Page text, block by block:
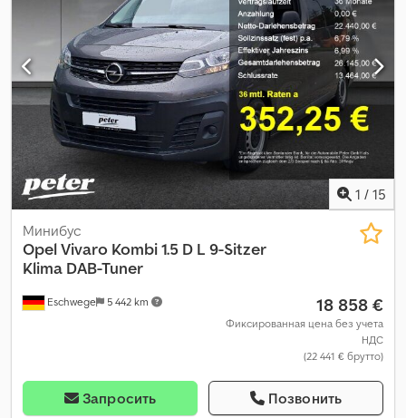
1 / 15
Eschwege 5 442 km
Минибус
OpelVivaro Kombi 1.5 D L 9-Sitzer
Klima DAB-Tuner
18 858 €
Фиксированная цена без учета
НДС
(22 441 € брутто)
Запросить Позвонить